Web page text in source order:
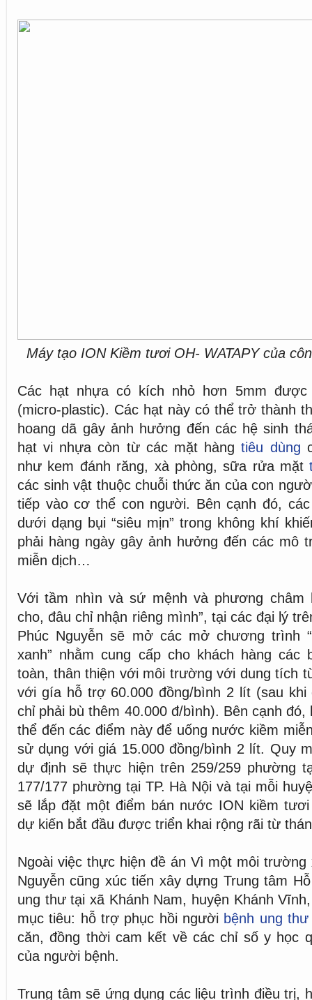
Máy tạo ION Kiềm tươi OH- WATAPY của
Các hạt nhựa có kích nhỏ hơn 5mm
(micro-plastic). Các hạt này có thể trở thành
hoang dã gây ảnh hưởng đến các hệ sinh
hạt vi nhựa còn từ các mặt hàngtiêu dùng
như kem đánh răng, xà phòng, sữa rửa mặt
các sinh vật thuộc chuỗi thức ăn của con
tiếp vào cơ thể con người. Bên cạnh đó,
dưới dạng bụi “siêu mịn” trong không khí
phải hàng ngày gây ảnh hưởng đến các mô
miễn dịch…
Với tầm nhìn và sứ mệnh và phương châm
cho, đâu chỉ nhận riêng mình”, tại các đại lý
Phúc Nguyễn sẽ mở các mở chương trình
xanh” nhằm cung cấp cho khách hàng
toàn, thân thiện với môi trường với dung tích
với gía hỗ trợ 60.000 đồng/bình 2 lít (sau khi
chỉ phải bù thêm 40.000 đ/bình). Bên cạnh đó,
thể đến các điểm này để uống nước kiềm
sử dụng với giá 15.000 đồng/bình 2 lít. Quy
dự định sẽ thực hiện trên 259/259 phường
177/177 phường tại TP. Hà Nội và tại mỗi
sẽ lắp đặt một điểm bán nước ION kiềm
dự kiến bắt đầu được triển khai rộng rãi từ
Ngoài việc thực hiện đề án Vì một môi trường
Nguyễn cũng xúc tiến xây dựng Trung tâm
ung thư tại xã Khánh Nam, huyện Khánh
mục tiêu: hỗ trợ phục hồi người bệnh ung thư
căn, đồng thời cam kết về các chỉ số y học
của người bệnh.
Trung tâm sẽ ứng dụng các liệu trình điều trị,